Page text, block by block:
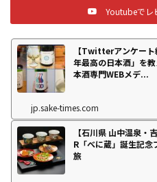
Youtubeでレ
【Twitterアンケー
年最高の日本酒」を
本酒専門WEBメデ...
jp.sake-times.com
【石川県 山中温泉・
R「べに蔵」誕生記念
旅